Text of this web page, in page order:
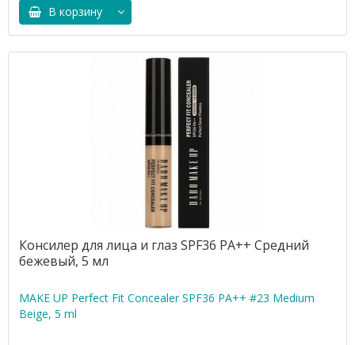
В корзину
Консилер для лица и глаз SPF36 PA++ Средний
бежевый, 5 мл
MAKE UP Perfect Fit Concealer SPF36 PA++ #23 Medium
Beige, 5 ml